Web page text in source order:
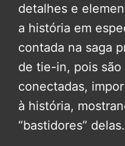
detalhes e
a história em
contada na saga
de tie-in, pois
conectadas,
à história,
“bastidores” delas.